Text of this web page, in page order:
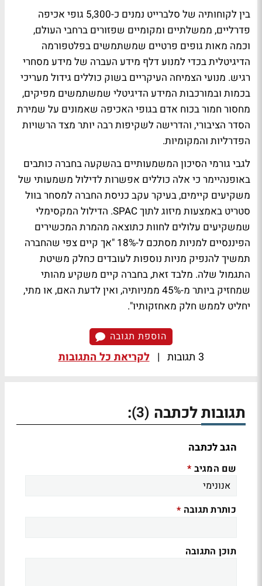
בין לקוחותיה של סלברייט נמנים כ-5,300 גופי אכיפה
פדרליים, ממשלתיים ומקומיים שפזורים ברחבי העולם,
וכמה מאות גופים פרטיים שמשתמשים בפלטפורמה
הדיגיטלית בכדי למנוע דלף מידע העברה של מידע מסחרי
רגיש. מנועי הצמיחה העיקריים בשוק כוללים גידול מעריכי
בכמות ובמורכבות המידע הדיגיטלי שמשתמשים מפיקים,
מחסור חמור בכוח אדם בגופי האכיפה שאמונים על שמירת
הסדר הציבורי, והדרישה לשקיפות רבה יותר מצד הרשויות
הפדרליות והמקומיות.
לגבי גורמי הסיכון המשמעותיים בהשקעה בחברה כותבים
באופנהיימר כי אלה כוללים אפשרות לדילול משמעותי של
משקיעים קיימים, בעיקר עקב כניסת החברה למסחר בוול
סטריט באמצעות מיזוג לתוך SPAC. הדילול המקסימלי
שמשקיעים עלולים לחוות כתוצאה מהמרת המכשירים
הפיננסיים למניות מסתכם ל-18% "אך קיים צפי שהחברה
תמשיך להנפיק מניות נוספות לעובדים כחלק משיטת
התגמול שלה. מלבד זאת, בחברה קיים משקיע מהותי
שמחזיק ביותר מ-45% ממניותיה, ואין לדעת האם, או מתי,
יחליט לממש חלק מאחזקותיו".
הוספת תגובה
3 תגובות | לקריאת כל התגובות
תגובות לכתבה (3)
:
הגב לכתבה
שם המגיב *
כותרת תגובה *
תוכן התגובה